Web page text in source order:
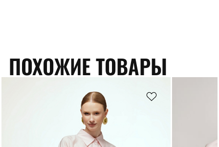
ПОХОЖИЕ ТОВАРЫ